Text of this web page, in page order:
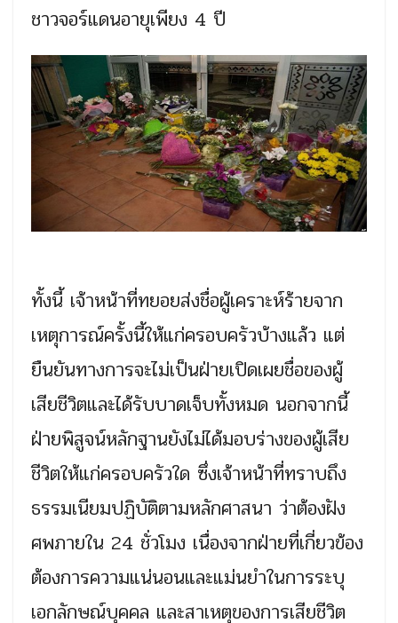
ชาวจอร์แดนอายุเพียง 4 ปี
ทั้งนี้ เจ้าหน้าที่ทยอยส่งชื่อผู้เคราะห์ร้ายจาก
เหตุการณ์ครั้งนี้ให้แก่ครอบครัวบ้างแล้ว แต่
ยืนยันทางการจะไม่เป็นฝ่ายเปิดเผยชื่อของผู้
เสียชีวิตและได้รับบาดเจ็บทั้งหมด นอกจากนี้
ฝ่ายพิสูจน์หลักฐานยังไม่ได้มอบร่างของผู้เสีย
ชีวิตให้แก่ครอบครัวใด ซึ่งเจ้าหน้าที่ทราบถึง
ธรรมเนียมปฏิบัติตามหลักศาสนา ว่าต้องฝัง
ศพภายใน 24 ชั่วโมง เนื่องจากฝ่ายที่เกี่ยวข้อง
ต้องการความแน่นอนและแม่นยำในการระบุ
เอกลักษณ์บุคคล และสาเหตุของการเสียชีวิต